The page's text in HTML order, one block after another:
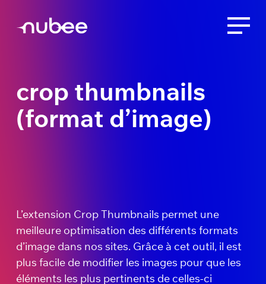
crop thumbnails
(format d’image)
L’extension Crop Thumbnails permet une
meilleure optimisation des différents formats
d’image dans nos sites. Grâce à cet outil, il est
plus facile de modifier les images pour que les
éléments les plus pertinents de celles-ci